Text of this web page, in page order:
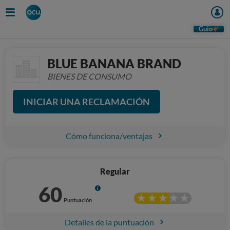
Guio
BLUE BANANA BRAND
BIENES DE CONSUMO
INICIAR UNA RECLAMACIÓN
Cómo funciona/ventajas
Regular
60 Puntuación
Info
Detalles de la puntuación